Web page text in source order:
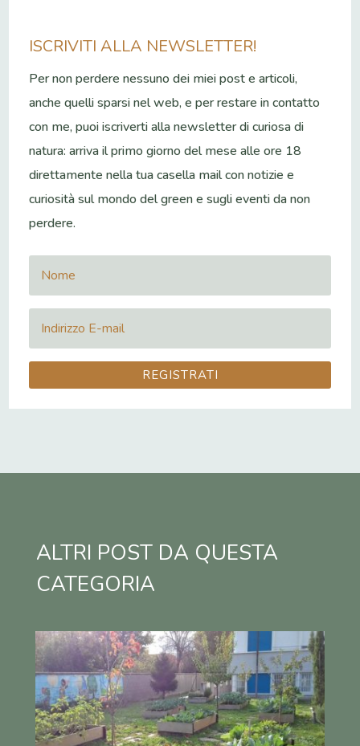
ISCRIVITI ALLA NEWSLETTER!
Per non perdere nessuno dei miei post e articoli,
anche quelli sparsi nel web, e per restare in contatto
con me, puoi iscriverti alla newsletter di curiosa di
natura: arriva il primo giorno del mese alle ore 18
direttamente nella tua casella mail con notizie e
curiosità sul mondo del green e sugli eventi da non
perdere.
REGISTRATI
ALTRI POST DA QUESTA
CATEGORIA